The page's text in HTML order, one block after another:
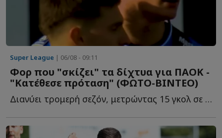
Super League | 06/08 - 09:11
Φορ που "σκίζει" τα δίχτυα για ΠΑΟΚ -
"Κατέθεσε πρόταση" (ΦΩΤΟ-ΒΙΝΤΕΟ)
Διανύει τρομερή σεζόν, μετρώντας 15 γκολ σε ισάριθμα π...